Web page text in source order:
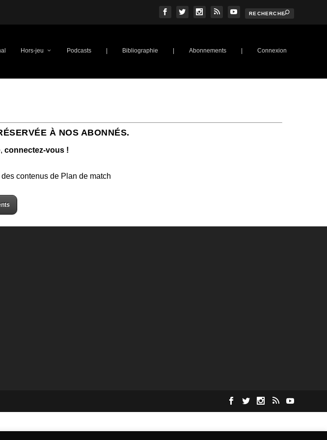
Hors-jeu Podcasts Bibliographie Abonnements Connexion
À NOS ABONNÉS.
connectez-vous !
contenus de Plan de match